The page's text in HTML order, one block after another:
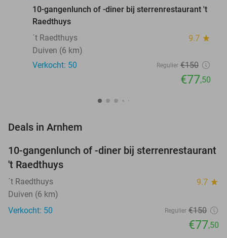
10-gangenlunch of -diner bij sterrenrestaurant 't
Raedthuys
´t Raedthuys
9.7 star
Duiven (6 km)
Verkocht: 50
Regulier €150
€77,50
Deals in Arnhem
48%
NEW
TODAY
10-gangenlunch of -diner bij sterrenrestaurant
't Raedthuys
´t Raedthuys 9.7 star
Duiven (6 km)
Verkocht: 50
Regulier €150
€77,50